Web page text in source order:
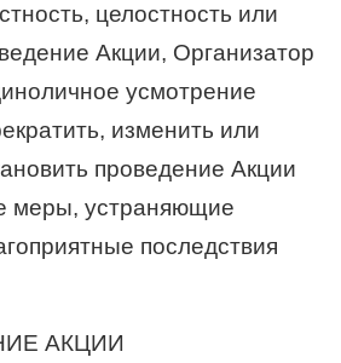
целостность или
Акции, Организатор
усмотрение
изменить или
проведение Акции
меры, устраняющие
последствия
АКЦИИ